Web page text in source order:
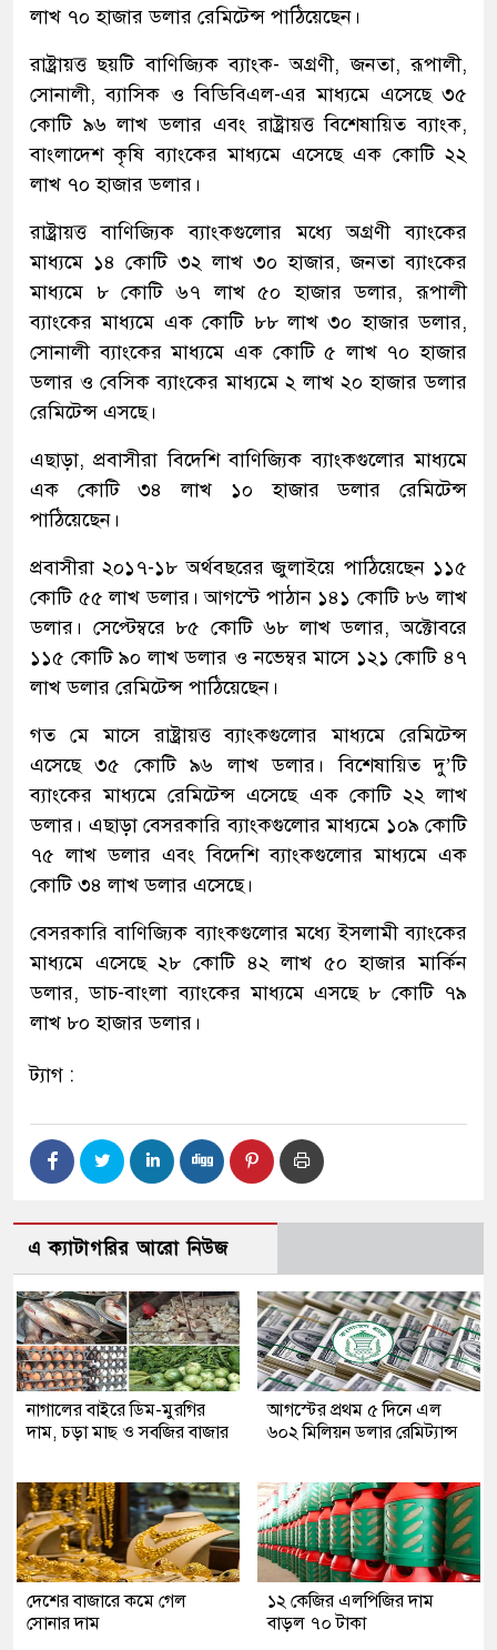
লাখ ৭০ হাজার ডলার রেমিটেন্স পাঠিয়েছেন।
রাষ্ট্রায়ত্ত ছয়টি বাণিজ্যিক ব্যাংক- অগ্রণী, জনতা, রূপালী,
সোনালী, ব্যাসিক ও বিডিবিএল-এর মাধ্যমে এসেছে ৩৫
কোটি ৯৬ লাখ ডলার এবং রাষ্ট্রায়ত্ত বিশেষায়িত ব্যাংক,
বাংলাদেশ কৃষি ব্যাংকের মাধ্যমে এসেছে এক কোটি ২২
লাখ ৭০ হাজার ডলার।
রাষ্ট্রায়ত্ত বাণিজ্যিক ব্যাংকগুলোর মধ্যে অগ্রণী ব্যাংকের
মাধ্যমে ১৪ কোটি ৩২ লাখ ৩০ হাজার, জনতা ব্যাংকের
মাধ্যমে ৮ কোটি ৬৭ লাখ ৫০ হাজার ডলার, রূপালী
ব্যাংকের মাধ্যমে এক কোটি ৮৮ লাখ ৩০ হাজার ডলার,
সোনালী ব্যাংকের মাধ্যমে এক কোটি ৫ লাখ ৭০ হাজার
ডলার ও বেসিক ব্যাংকের মাধ্যমে ২ লাখ ২০ হাজার ডলার
রেমিটেন্স এসছে।
এছাড়া, প্রবাসীরা বিদেশি বাণিজ্যিক ব্যাংকগুলোর মাধ্যমে
এক কোটি ৩৪ লাখ ১০ হাজার ডলার রেমিটেন্স
পাঠিয়েছেন।
প্রবাসীরা ২০১৭-১৮ অর্থবছরের জুলাইয়ে পাঠিয়েছেন ১১৫
কোটি ৫৫ লাখ ডলার। আগস্টে পাঠান ১৪১ কোটি ৮৬ লাখ
ডলার। সেপ্টেম্বরে ৮৫ কোটি ৬৮ লাখ ডলার, অক্টোবরে
১১৫ কোটি ৯০ লাখ ডলার ও নভেম্বর মাসে ১২১ কোটি ৪৭
লাখ ডলার রেমিটেন্স পাঠিয়েছেন।
গত মে মাসে রাষ্ট্রায়ত্ত ব্যাংকগুলোর মাধ্যমে রেমিটেন্স
এসেছে ৩৫ কোটি ৯৬ লাখ ডলার। বিশেষায়িত দু’টি
ব্যাংকের মাধ্যমে রেমিটেন্স এসেছে এক কোটি ২২ লাখ
ডলার। এছাড়া বেসরকারি ব্যাংকগুলোর মাধ্যমে ১০৯ কোটি
৭৫ লাখ ডলার এবং বিদেশি ব্যাংকগুলোর মাধ্যমে এক
কোটি ৩৪ লাখ ডলার এসেছে।
বেসরকারি বাণিজ্যিক ব্যাংকগুলোর মধ্যে ইসলামী ব্যাংকের
মাধ্যমে এসেছে ২৮ কোটি ৪২ লাখ ৫০ হাজার মার্কিন
ডলার, ডাচ-বাংলা ব্যাংকের মাধ্যমে এসছে ৮ কোটি ৭৯
লাখ ৮০ হাজার ডলার।
ট্যাগ :
এ ক্যাটাগরির আরো নিউজ
নাগালের বাইরে ডিম-মুরগির
দাম, চড়া মাছ ও সবজির বাজার
আগস্টের প্রথম ৫ দিনে এল
৬০২ মিলিয়ন ডলার রেমিট্যান্স
দেশের বাজারে কমে গেল
সোনার দাম
১২ কেজির এলপিজির দাম
বাড়ল ৭০ টাকা